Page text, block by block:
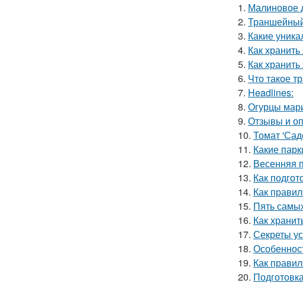
1. Малиновое
2.
3. Какие
4. Как
5. Как
6. Что такое
7. Headlines:
8. Огурцы
9. Отзывы и
10. Томат
11. Какие
12. Весенняя
13. Как
14. Как
15. Пять
16. Как
17. Секреты
18.
19. Как
20.